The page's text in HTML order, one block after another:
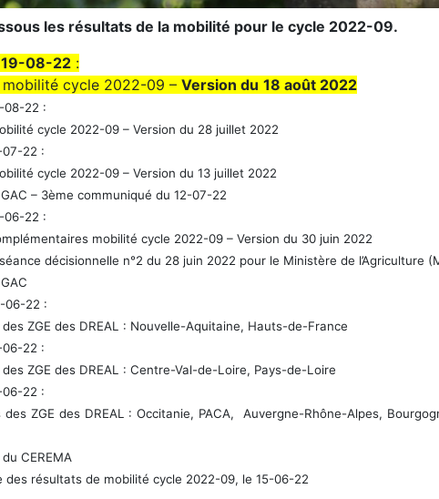
les résultats de la mobilité pour le cycle 2022-09.
19-08-22 :
mobilité cycle 2022-09 – Version du 18 août 2022
08-22 :
cycle 2022-09 – Version du 28 juillet 2022
07-22 :
cycle 2022-09 – Version du 13 juillet 2022
– 3ème communiqué du 12-07-22
06-22 :
mobilité cycle 2022-09 – Version du 30 juin 2022
décisionnelle n°2 du 28 juin 2022 pour le Ministère de l’Agriculture
06-22 :
ZGE des DREAL : Nouvelle-Aquitaine, Hauts-de-France
06-22 :
ZGE des DREAL : Centre-Val-de-Loire, Pays-de-Loire
06-22 :
ZGE des DREAL : Occitanie, PACA, Auvergne-Rhône-Alpes,
CEREMA
des résultats de mobilité cycle 2022-09, le 15-06-22